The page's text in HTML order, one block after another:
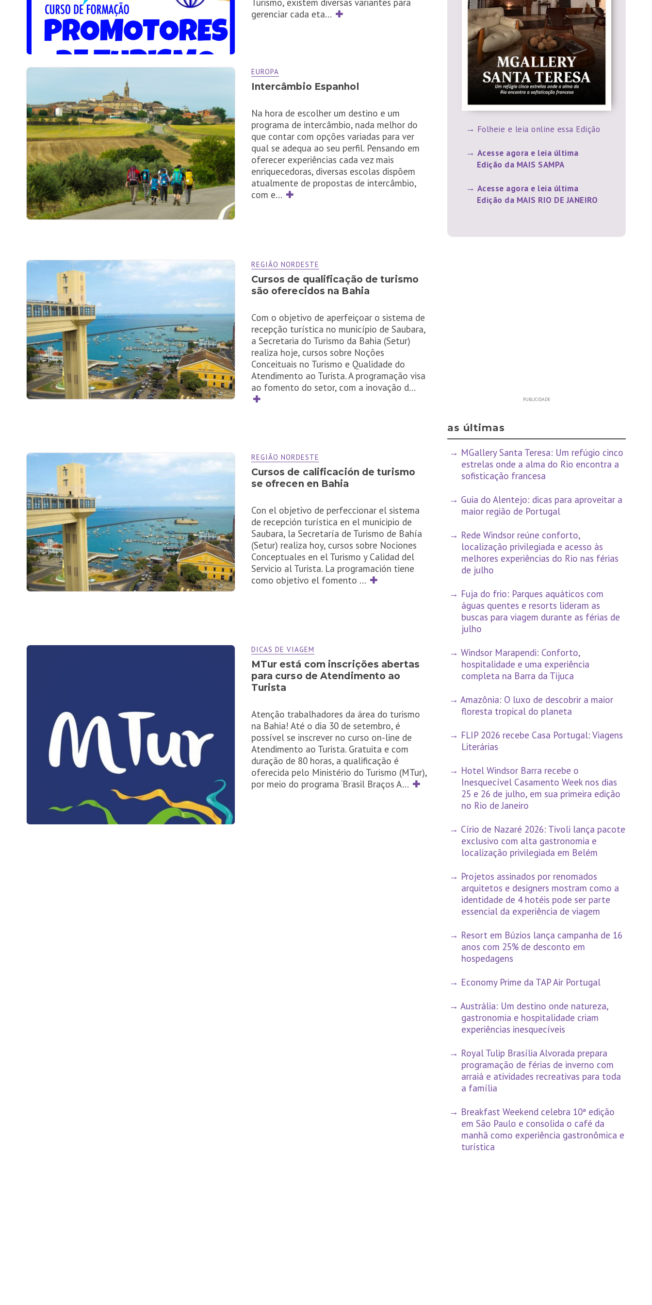
Turismo, existem diversas variantes para
gerenciar cada eta... ✚
EUROPA
Intercâmbio Espanhol
Na hora de escolher um destino e um
programa de intercâmbio, nada melhor do
que contar com opções variadas para ver
qual se adequa ao seu perfil. Pensando em
oferecer experiências cada vez mais
enriquecedoras, diversas escolas dispõem
atualmente de propostas de intercâmbio,
com e... ✚
REGIÃO NORDESTE
Cursos de qualificação de turismo
são oferecidos na Bahia
Com o objetivo de aperfeiçoar o sistema de
recepção turística no município de Saubara,
a Secretaria do Turismo da Bahia (Setur)
realiza hoje, cursos sobre Noções
Conceituais no Turismo e Qualidade do
Atendimento ao Turista. A programação visa
ao fomento do setor, com a inovação d...
✚
REGIÃO NORDESTE
Cursos de calificación de turismo
se ofrecen en Bahia
Con el objetivo de perfeccionar el sistema
de recepción turística en el municipio de
Saubara, la Secretaría de Turismo de Bahía
(Setur) realiza hoy, cursos sobre Nociones
Conceptuales en el Turismo y Calidad del
Servicio al Turista. La programación tiene
como objetivo el fomento ... ✚
DICAS DE VIAGEM
MTur está com inscrições abertas
para curso de Atendimento ao
Turista
Atenção trabalhadores da área do turismo
na Bahia! Até o dia 30 de setembro, é
possível se inscrever no curso on-line de
Atendimento ao Turista. Gratuita e com
duração de 80 horas, a qualificação é
oferecida pelo Ministério do Turismo (MTur),
por meio do programa ‘Brasil Braços A... ✚
Folheie e leia online essa Edição
Acesse agora e leia última
Edição da MAIS SAMPA
Acesse agora e leia última
Edição da MAIS RIO DE JANEIRO
PUBLICIDADE
as últimas
MGallery Santa Teresa: Um refúgio cinco
estrelas onde a alma do Rio encontra a
sofisticação francesa
Guia do Alentejo: dicas para aproveitar a
maior região de Portugal
Rede Windsor reúne conforto,
localização privilegiada e acesso às
melhores experiências do Rio nas férias
de julho
Fuja do frio: Parques aquáticos com
águas quentes e resorts lideram as
buscas para viagem durante as férias de
julho
Windsor Marapendi: Conforto,
hospitalidade e uma experiência
completa na Barra da Tijuca
Amazônia: O luxo de descobrir a maior
floresta tropical do planeta
FLIP 2026 recebe Casa Portugal: Viagens
Literárias
Hotel Windsor Barra recebe o
Inesquecível Casamento Week nos dias
25 e 26 de julho, em sua primeira edição
no Rio de Janeiro
Círio de Nazaré 2026: Tivoli lança pacote
exclusivo com alta gastronomia e
localização privilegiada em Belém
Projetos assinados por renomados
arquitetos e designers mostram como a
identidade de 4 hotéis pode ser parte
essencial da experiência de viagem
Resort em Búzios lança campanha de 16
anos com 25% de desconto em
hospedagens
Economy Prime da TAP Air Portugal
Austrália: Um destino onde natureza,
gastronomia e hospitalidade criam
experiências inesquecíveis
Royal Tulip Brasília Alvorada prepara
programação de férias de inverno com
arraiá e atividades recreativas para toda
a família
Breakfast Weekend celebra 10ª edição
em São Paulo e consolida o café da
manhã como experiência gastronômica e
turística